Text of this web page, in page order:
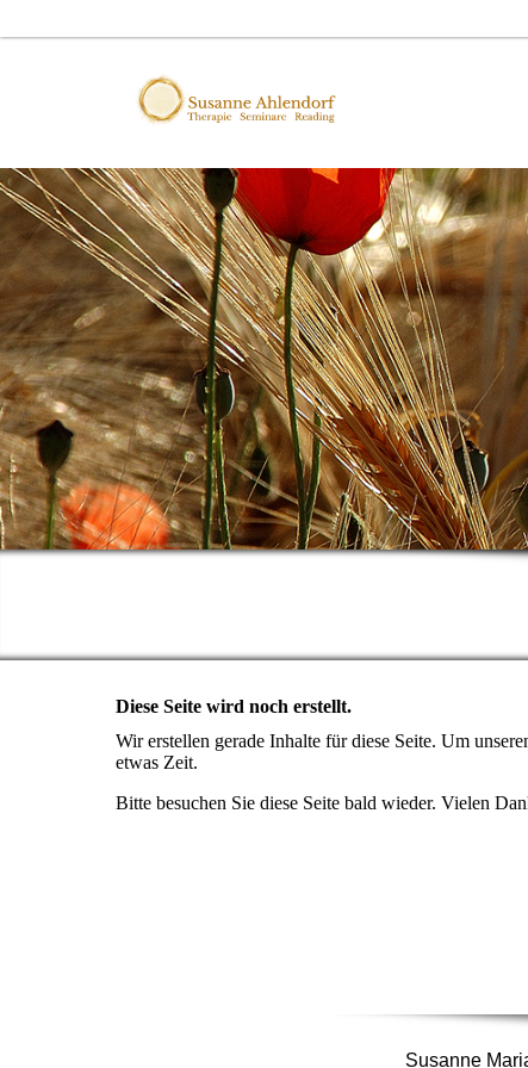
Diese Seite wird noch erstellt.
Wir erstellen gerade Inhalte für diese Seite. Um
etwas Zeit.
Bitte besuchen Sie diese Seite bald wieder. Vielen
Susanne